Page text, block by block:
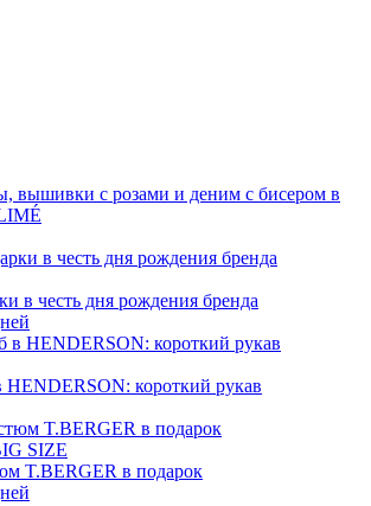
вышивки с розами и деним с бисером в
в честь дня рождения бренда
HENDERSON: короткий рукав
T.BERGER в подарок